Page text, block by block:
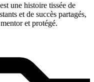
une histoire tissée de
et de succès partagés,
et protégé.